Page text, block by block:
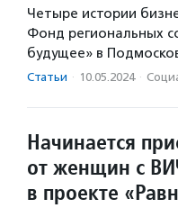
Четыре истории
Фонд региональных
будущее» в
Статьи · 10.05.2024 ·
Начинается
от женщин с
в проекте